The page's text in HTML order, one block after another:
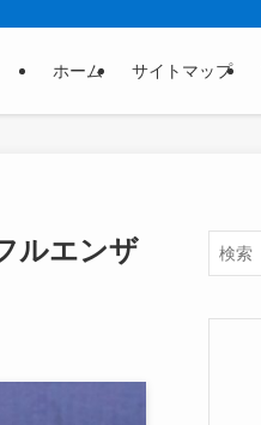
ホーム サイトマップ
ルエンザ